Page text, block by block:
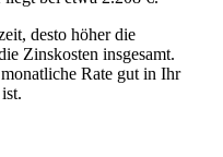
desto höher die
Zinskosten insgesamt.
Rate gut in Ihr